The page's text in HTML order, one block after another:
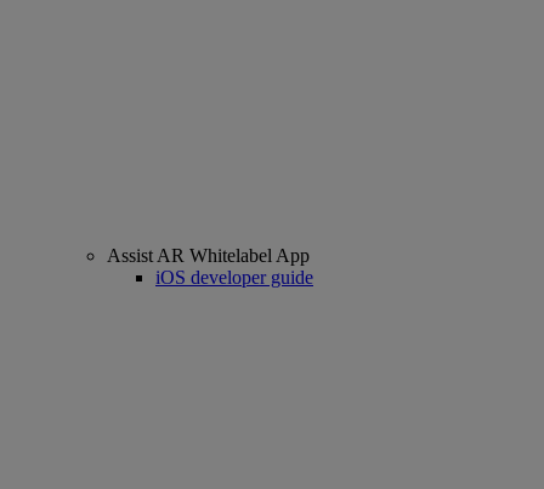
Assist AR Whitelabel App
iOS developer guide